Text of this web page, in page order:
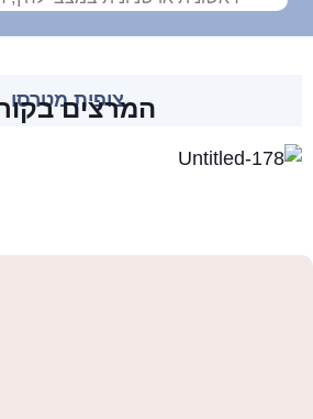
צופית מטרסו
המרצים